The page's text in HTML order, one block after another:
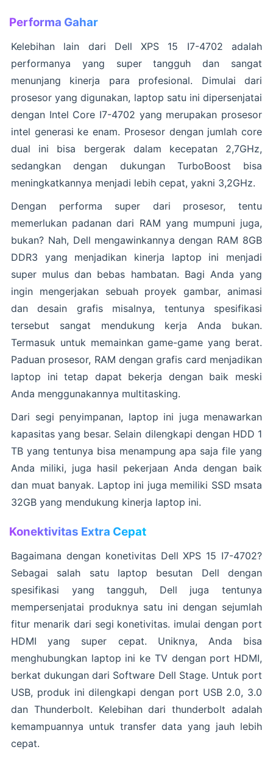
Performa Gahar
Kelebihan lain dari Dell XPS 15 I7-4702 adalah
performanya yang super tangguh dan sangat
menunjang kinerja para profesional. Dimulai dari
prosesor yang digunakan, laptop satu ini dipersenjatai
dengan Intel Core I7-4702 yang merupakan prosesor
intel generasi ke enam. Prosesor dengan jumlah core
dual ini bisa bergerak dalam kecepatan 2,7GHz,
sedangkan dengan dukungan TurboBoost bisa
meningkatkannya menjadi lebih cepat, yakni 3,2GHz.
Dengan performa super dari prosesor, tentu
memerlukan padanan dari RAM yang mumpuni juga,
bukan? Nah, Dell mengawinkannya dengan RAM 8GB
DDR3 yang menjadikan kinerja laptop ini menjadi
super mulus dan bebas hambatan. Bagi Anda yang
ingin mengerjakan sebuah proyek gambar, animasi
dan desain grafis misalnya, tentunya spesifikasi
tersebut sangat mendukung kerja Anda bukan.
Termasuk untuk memainkan game-game yang berat.
Paduan prosesor, RAM dengan grafis card menjadikan
laptop ini tetap dapat bekerja dengan baik meski
Anda menggunakannya multitasking.
Dari segi penyimpanan, laptop ini juga menawarkan
kapasitas yang besar. Selain dilengkapi dengan HDD 1
TB yang tentunya bisa menampung apa saja file yang
Anda miliki, juga hasil pekerjaan Anda dengan baik
dan muat banyak. Laptop ini juga memiliki SSD msata
32GB yang mendukung kinerja laptop ini.
Konektivitas Extra Cepat
Bagaimana dengan konetivitas Dell XPS 15 I7-4702?
Sebagai salah satu laptop besutan Dell dengan
spesifikasi yang tangguh, Dell juga tentunya
mempersenjatai produknya satu ini dengan sejumlah
fitur menarik dari segi konetivitas. imulai dengan port
HDMI yang super cepat. Uniknya, Anda bisa
menghubungkan laptop ini ke TV dengan port HDMI,
berkat dukungan dari Software Dell Stage. Untuk port
USB, produk ini dilengkapi dengan port USB 2.0, 3.0
dan Thunderbolt. Kelebihan dari thunderbolt adalah
kemampuannya untuk transfer data yang jauh lebih
cepat.